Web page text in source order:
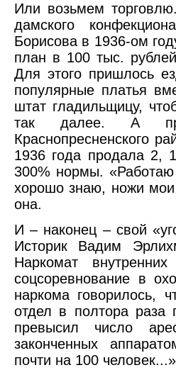
Или возьмем
дамского
Борисова в 1936-ом
план в 100 тыс.
Для этого пришлось
популярные платья
штат гладильщицу,
так далее. А
Краснопресненского
1936 года продала 2,
300% нормы. «Работаю
хорошо знаю, ножи мои
она.
И – наконец – свой
Историк Вадим
Наркомат
соцсоревнование в
наркома говорилось,
отдел в полтора раза
превысил число
законченных
почти на 100 человек...»